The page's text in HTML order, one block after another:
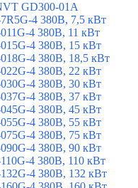
GD300-01A
4 380В, 7,5 кВт
4 380В, 11 кВт
4 380В, 15 кВт
4 380В, 18,5 кВт
4 380В, 22 кВт
4 380В, 30 кВт
4 380В, 37 кВт
4 380В, 45 кВт
4 380В, 55 кВт
4 380В, 75 кВт
4 380В, 90 кВт
4 380В, 110 кВт
4 380В, 132 кВт